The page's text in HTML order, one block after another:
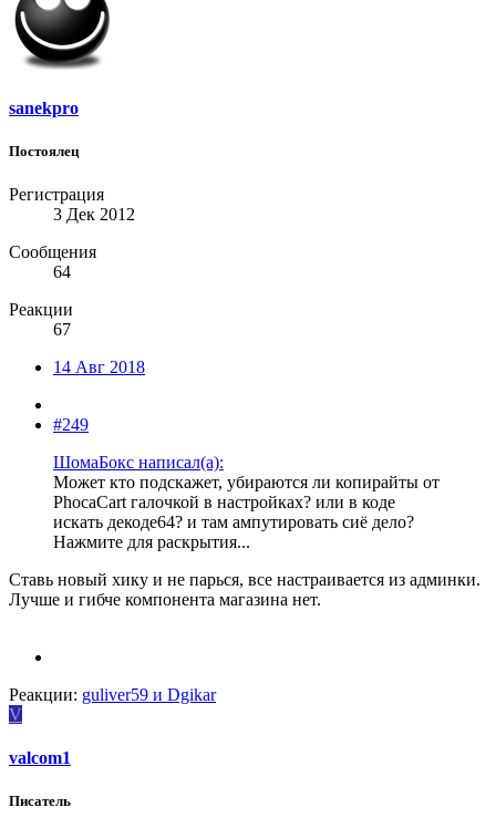
sanekpro
Постоялец
Регистрация
3 Дек 2012
Сообщения
64
Реакции
67
14 Авг 2018
#249
ШомаБокс написал(а):
Может кто подскажет, убираются ли копирайты от
PhocaCart галочкой в настройках? или в коде
искать декоде64? и там ампутировать сиё дело?
Нажмите для раскрытия...
Ставь новый хику и не парься, все настраивается из админки.
Лучше и гибче компонента магазина нет.
Реакции: guliver59 и Dgikar
V
valcom1
Писатель